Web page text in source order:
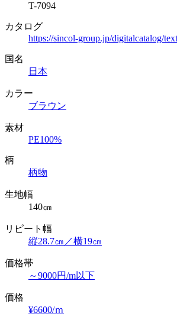
T-7094
カタログ
https://sincol-group.jp/digitalcatalog/
国名
日本
カラー
ブラウン
素材
PE100%
柄
柄物
生地幅
140㎝
リピート幅
縦28.7㎝／横19㎝
価格帯
～9000円/m以下
価格
¥6600/ｍ